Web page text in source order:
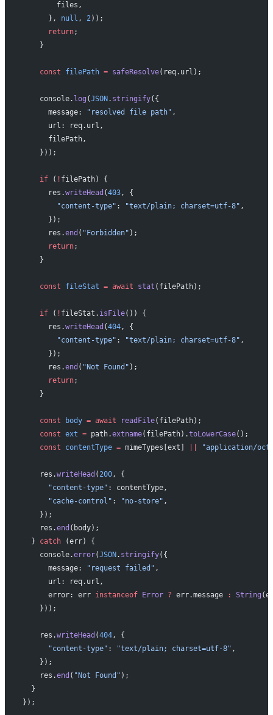
        files,
      },
null , 2));
      return
;
    }
    const
filePath = safeResolve(req.url);
    console.
log (JSON . stringify({
      message:
"resolved file path" ,
      url: req.url,
      filePath,
    }));
    if
( ! filePath) {
      res.
writeHead (403, {
        "content-type"
: "text/plain; charset=utf-8" ,
      });
      res.
end ( "Forbidden" );
      return
;
    }
    const
fileStat = await stat (filePath);
    if
( ! fileStat. isFile()) {
      res.
writeHead (404, {
        "content-type"
: "text/plain; charset=utf-8" ,
      });
      res.
end ( "Not Found" );
      return
;
    }
    const
body = await readFile(filePath);
    const
ext = path.extname(filePath).toLowerCase();
    const
contentType = mimeTypes[ext] "application/
    res.
writeHead ( 200, {
      "content-type"
: contentType,
      "cache-control"
: "no-store" ,
    });
    res.
end (body);
  }
catch (err) {
    console.
error(JSON . stringify({
      message:
"request failed" ,
      url: req.url,
      error: err
instanceof Error ? err.message : String
    }));
    res.
writeHead (404, {
      "content-type"
: "text/plain; charset=utf-8" ,
    });
    res.
end ( "Not Found" );
  }
});